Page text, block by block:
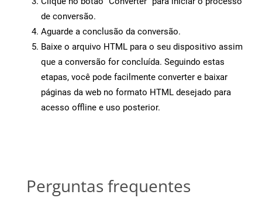
de conversão.
Aguarde a conclusão da conversão.
Baixe o arquivo HTML para o seu dispositivo assim
que a conversão for concluída. Seguindo estas
etapas, você pode facilmente converter e baixar
páginas da web no formato HTML desejado para
acesso offline e uso posterior.
Perguntas frequentes